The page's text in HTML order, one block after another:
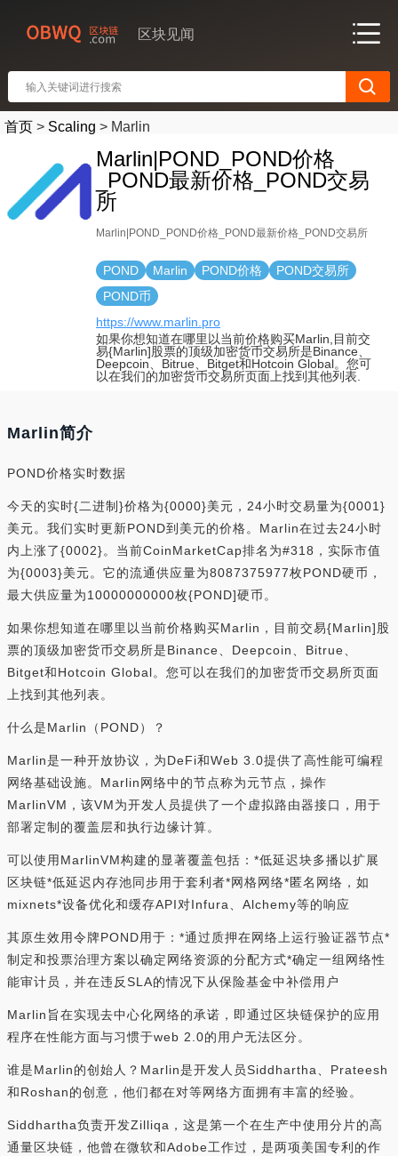
区块见闻
首页 > Scaling > Marlin
Marlin|POND_POND价格
_POND最新价格_POND交易
所
Marlin|POND_POND价格_POND最新价格_POND交易所
POND Marlin POND价格
POND交易所
POND币
https://www.marlin.pro
如果你想知道在哪里以当前价格购买Marlin,目前交
易{Marlin]股票的顶级加密货币交易所是Binance、
Deepcoin、Bitrue、Bitget和Hotcoin Global。您可
以在我们的加密货币交易所页面上找到其他列表.
Marlin简介
POND价格实时数据
今天的实时{二进制}价格为{0000}美元，24小时交易量为{0001}
美元。我们实时更新POND到美元的价格。Marlin在过去24小时
内上涨了{0002}。当前CoinMarketCap排名为#318，实际市值
为{0003}美元。它的流通供应量为8087375977枚POND硬币，
最大供应量为10000000000枚{POND]硬币。
如果你想知道在哪里以当前价格购买Marlin，目前交易{Marlin]股
票的顶级加密货币交易所是Binance、Deepcoin、Bitrue、
Bitget和Hotcoin Global。您可以在我们的加密货币交易所页面
上找到其他列表。
什么是Marlin（POND）？
Marlin是一种开放协议，为DeFi和Web 3.0提供了高性能可编程
网络基础设施。Marlin网络中的节点称为元节点，操作
MarlinVM，该VM为开发人员提供了一个虚拟路由器接口，用于
部署定制的覆盖层和执行边缘计算。
可以使用MarlinVM构建的显著覆盖包括：*低延迟块多播以扩展
区块链*低延迟内存池同步用于套利者*网格网络*匿名网络，如
mixnets*设备优化和缓存API对Infura、Alchemy等的响应
其原生效用令牌POND用于：*通过质押在网络上运行验证器节点*
制定和投票治理方案以确定网络资源的分配方式*确定一组网络性
能审计员，并在违反SLA的情况下从保险基金中补偿用户
Marlin旨在实现去中心化网络的承诺，即通过区块链保护的应用
程序在性能方面与习惯于web 2.0的用户无法区分。
谁是Marlin的创始人？Marlin是开发人员Siddhartha、Prateesh
和Roshan的创意，他们都在对等网络方面拥有丰富的经验。
Siddhartha负责开发Zilliqa，这是第一个在生产中使用分片的高
通量区块链，他曾在微软和Adobe工作过，是两项美国专利的作